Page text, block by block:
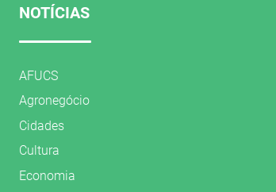
NOTÍCIAS
AFUCS
Agronegócio
Cidades
Cultura
Economia